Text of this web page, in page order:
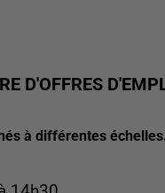
D'OFFRES
à différentes